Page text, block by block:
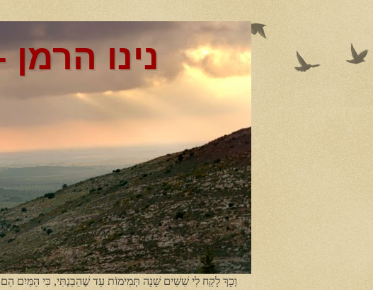
נינו
וְכָךְ לָקַח לִי שִׁשִּׁים שָׁנָה תְּמִימוֹת עַד שֶׁהֵבַנְתִּי, כִּי הַמַּיִם